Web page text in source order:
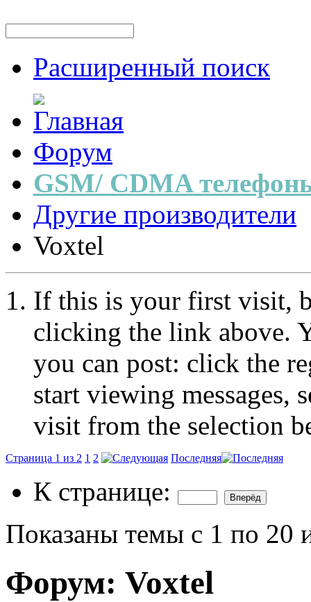
Расширенный поиск
Форум
GSM/ CDMA
Другие производители
Voxtel
If this is your first visit,
clicking the link above.
you can post: click the
start viewing messages,
visit from the selection
Страница 1 из 2 1 2 Последняя
К странице:
Показаны темы с 1 по 20
Форум: Voxtel